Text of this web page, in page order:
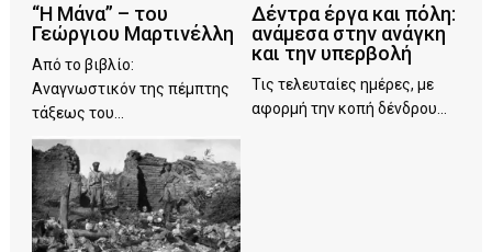
“Η Μάνα” – του
Γεώργιου Μαρτινέλλη
Από το βιβλίο:
Αναγνωστικόν της πέμπτης
τάξεως του...
Δέντρα έργα και πόλη:
ανάμεσα στην ανάγκη
και την υπερβολή
Τις τελευταίες ημέρες, με
αφορμή την κοπή δένδρου...